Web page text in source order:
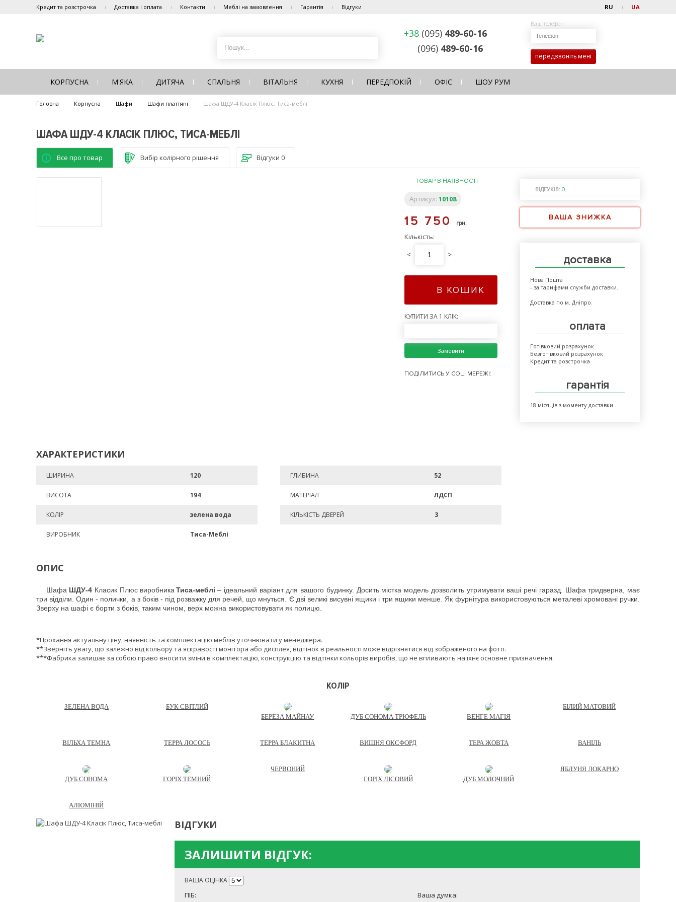
Кредит та розстрочка Доставка і оплата Контакти Меблі на замовлення Гарантія Відгуки RU UA
+38 (095) 489-60-16
(096) 489-60-16
Ваш телефон
передзвоніть мені
КОРПУСНА М'ЯКА ДИТЯЧА СПАЛЬНЯ ВІТАЛЬНЯ КУХНЯ ПЕРЕДПОКІЙ ОФІС ШОУ РУМ
Головна Корпусна Шафи Шафи платтяні Шафа ШДУ-4 Класік Плюс, Тиса-меблі
ШАФА ШДУ-4 КЛАСІК ПЛЮС, ТИСА-МЕБЛІ
Все про товар Вибір колірного рішення Відгуки 0
ТОВАР В НАЯВНОСТІ
Артикул: 10108
15 750 грн.
Кількість:
< >
В КОШИК
КУПИТИ ЗА 1 КЛІК:
Замовити
ПОДІЛИТИСЬ У СОЦ. МЕРЕЖІ:
ВІДГУКІВ: 0
ВАША ЗНИЖКА
доставка
Нова Пошта
- за тарифами служби доставки.
Доставка по м. Дніпро.
оплата
Готівковий розрахунок
Безготівковий розрахунок
Кредит та розстрочка
гарантія
18 місяців з моменту доставки
ХАРАКТЕРИСТИКИ
ШИРИНА 120 ГЛИБИНА 52
ВИСОТА 194 МАТЕРІАЛ ЛДСП
КОЛІР зелена вода КІЛЬКІСТЬ ДВЕРЕЙ 3
ВИРОБНИК Тиса-Меблі
ОПИС
Шафа ШДУ-4 Класик Плюс виробника Тиса-меблі – ідеальний варіант для вашого будинку. Досить містка модель дозволить утримувати ваші речі гаразд. Шафа тридверна, має
три відділи. Один - полички, а з боків - під розважку для речей, що мнуться. Є дві великі висувні ящики і три ящики менше. Як фурнітура використовуються металеві хромовані ручки.
Зверху на шафі є борти з боків, таким чином, верх можна використовувати як полицю.
*Прохання актуальну ціну, наявність та комплектацію меблів уточнювати у менеджера.
**Зверніть увагу, що залежно від кольору та яскравості монітора або дисплея, відтінок в реальності може відрізнятися від зображеного на фото.
***Фабрика залишає за собою право вносити зміни в комплектацію, конструкцію та відтінки кольорів виробів, що не впливають на їхнє основне призначення.
КОЛІР
ЗЕЛЕНА ВОДА
БУК СВІТЛИЙ
БЕРЕЗА МАЙНАУ
ДУБ СОНОМА ТРЮФЕЛЬ ВЕНГЕ МАГІЯ
БІЛИЙ МАТОВИЙ
ВІЛЬХА ТЕМНА ТЕРРА ЛОСОСЬ ТЕРРА БЛАКИТНА ВИШНЯ ОКСФОРД ТЕРА ЖОВТА ВАНІЛЬ
ДУБ СОНОМА ГОРІХ ТЕМНИЙ
ЧЕРВОНИЙ
ГОРІХ ЛІСОВИЙ
ДУБ МОЛОЧНИЙ
ЯБЛУНЯ ЛОКАРНО
АЛЮМІНІЙ
ВІДГУКИ
ЗАЛИШИТИ ВІДГУК:
ВАША ОЦІНКА
ПІБ: Ваша думка: